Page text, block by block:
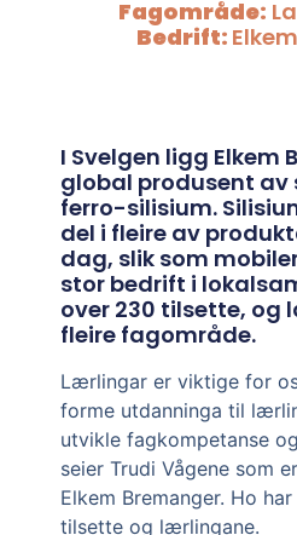
Fagområde:
Bedrift:
I Svelgen ligg Elkem
global produsent av
ferro-silisium.
del i fleire av
dag, slik som
stor bedrift i
over 230 tilsette,
fleire fagområde.
Lærlingar er viktige for
forme utdanninga til
utvikle fagkompetanse
seier Trudi Vågene som
Elkem Bremanger. Ho
tilsette og lærlingane.